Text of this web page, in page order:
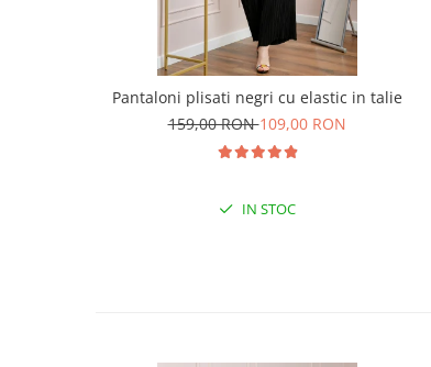
Pantaloni plisati negri cu elastic in talie
159,00 RON109,00 RON
IN STOC